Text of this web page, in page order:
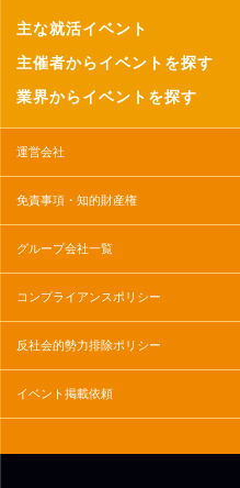
主な就活イベント
主催者からイベントを探す
業界からイベントを探す
運営会社
免責事項・知的財産権
グループ会社一覧
コンプライアンスポリシー
反社会的勢力排除ポリシー
イベント掲載依頼